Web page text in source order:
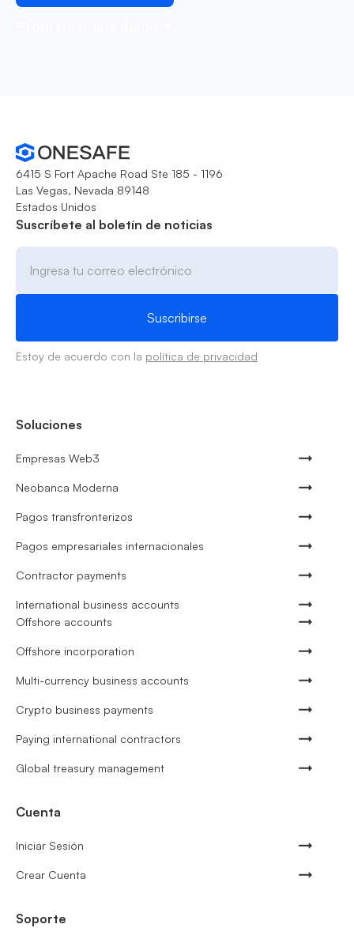
6415 S Fort Apache Road Ste 185 - 1196
Las Vegas, Nevada 89148
Estados Unidos
Suscríbete al boletín de noticias
Estoy de acuerdo con la política de privacidad
Soluciones
Empresas Web3
Neobanca Moderna
Pagos transfronterizos
Pagos empresariales internacionales
Contractor payments
International business accounts
Offshore accounts
Offshore incorporation
Multi-currency business accounts
Crypto business payments
Paying international contractors
Global treasury management
Cuenta
Iniciar Sesión
Crear Cuenta
Soporte